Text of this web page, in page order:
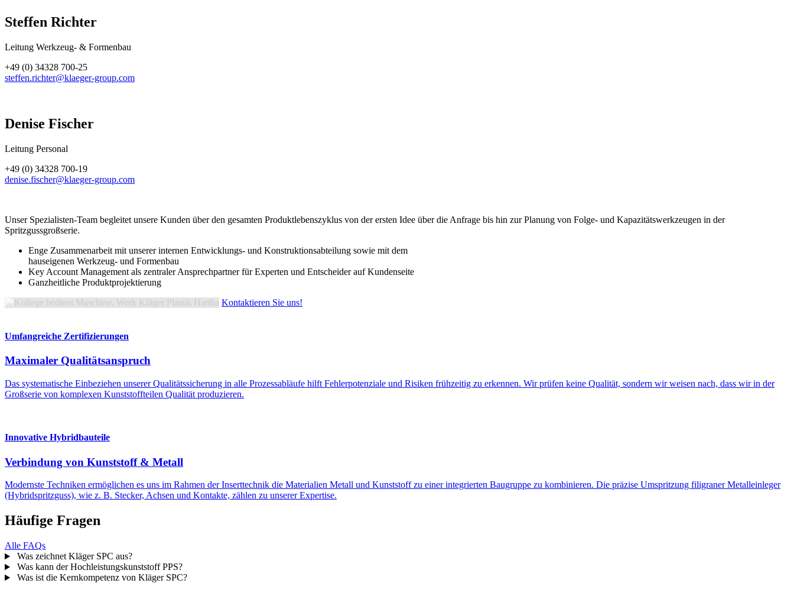
Steffen Richter
Leitung Werkzeug- & Formenbau
+49 (0) 34328 700-25
steffen.richter@klaeger-group.com
Denise Fischer
Leitung Personal
+49 (0) 34328 700-19
denise.fischer@klaeger-group.com
Unser Spezialisten-Team begleitet unsere Kunden über den gesamten Produktlebenszyklus von der ersten Idee über die Anfrage bis hin zur Planung von Folge- und Kapazitätswerkzeugen in der
Spritzgussgroßserie.
Enge Zusammenarbeit mit unserer internen Entwicklungs- und Konstruktionsabteilung sowie mit dem
hauseigenen Werkzeug- und Formenbau
Key Account Management als zentraler Ansprechpartner für Experten und Entscheider auf Kundenseite
Ganzheitliche Produktprojektierung
Kontaktieren Sie uns!
Umfangreiche Zertifizierungen
Maximaler Qualitätsanspruch
Das systematische Einbeziehen unserer Qualitätssicherung in alle Prozessabläufe hilft Fehlerpotenziale und Risiken frühzeitig zu erkennen. Wir prüfen keine Qualität, sondern wir weisen nach, dass wir in der
Großserie von komplexen Kunststoffteilen Qualität produzieren.
Innovative Hybridbauteile
Verbindung von Kunststoff & Metall
Modernste Techniken ermöglichen es uns im Rahmen der Inserttechnik die Materialien Metall und Kunststoff zu einer integrierten Baugruppe zu kombinieren. Die präzise Umspritzung filigraner Metalleinleger
(Hybridspritzguss), wie z. B. Stecker, Achsen und Kontakte, zählen zu unserer Expertise.
Häufige Fragen
Alle FAQs
Was zeichnet Kläger SPC aus?
Was kann der Hochleistungskunststoff PPS?
Was ist die Kernkompetenz von Kläger SPC?